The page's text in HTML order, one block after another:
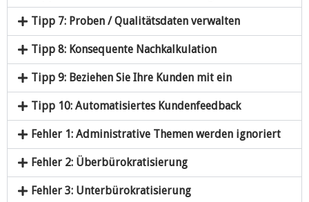
Tipp 7: Proben / Qualitätsdaten verwalten
Tipp 8: Konsequente Nachkalkulation
Tipp 9: Beziehen Sie Ihre Kunden mit ein
Tipp 10: Automatisiertes Kundenfeedback
Fehler 1: Administrative Themen werden ignoriert
Fehler 2: Überbürokratisierung
Fehler 3: Unterbürokratisierung